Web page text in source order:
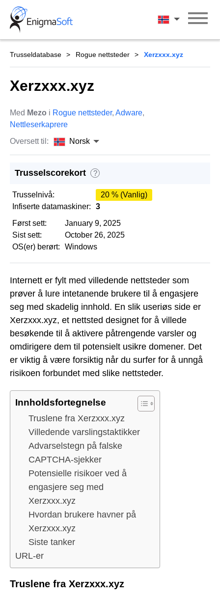
Skip
content
Norsk
Trusseldatabase Rogue nettsteder Xerzxxx.xyz
Xerzxxx.xyz
Med Mezo i Rogue nettsteder, Adware,
Nettleserkaprere
Oversett til:
Norsk
Trusselscorekort ?
Trusselnivå:
20 % (Vanlig)
Infiserte datamaskiner:
3
Først sett:
January 9, 2025
Sist sett:
October 26, 2025
OS(er) berørt:
Windows
Internett er fylt med villedende nettsteder som
prøver å lure intetanende brukere til å engasjere
seg med skadelig innhold. En slik useriøs side er
Xerzxxx.xyz, et nettsted designet for å villede
besøkende til å aktivere påtrengende varsler og
omdirigere dem til potensielt usikre domener. Det
er viktig å være forsiktig når du surfer for å unngå
risikoen forbundet med slike nettsteder.
Innholdsfortegnelse
Truslene fra Xerzxxx.xyz
Villedende varslingstaktikker
Advarselstegn på falske
CAPTCHA-sjekker
Potensielle risikoer ved å
engasjere seg med
Xerzxxx.xyz
Hvordan brukere havner på
Xerzxxx.xyz
Siste tanker
URL-er
Truslene fra Xerzxxx.xyz